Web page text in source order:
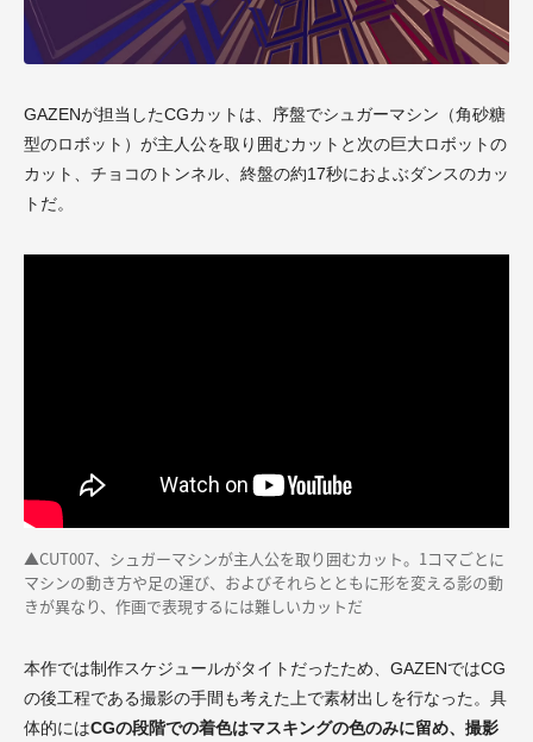
GAZENが担当したCGカットは、序盤でシュガーマシン（角砂糖
型のロボット）が主人公を取り囲むカットと次の巨大ロボットの
カット、チョコのトンネル、終盤の約17秒におよぶダンスのカッ
トだ。
▲CUT007、シュガーマシンが主人公を取り囲むカット。1コマごとに
マシンの動き方や足の運び、およびそれらとともに形を変える影の動
きが異なり、作画で表現するには難しいカットだ
本作では制作スケジュールがタイトだったため、GAZENではCG
の後工程である撮影の手間も考えた上で素材出しを行なった。具
体的にはCGの段階での着色はマスキングの色のみに留め、撮影